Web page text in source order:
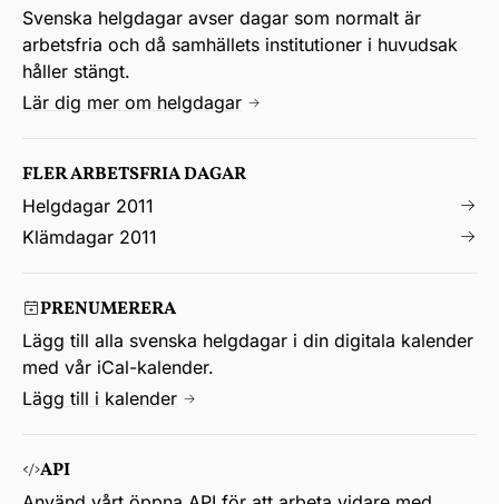
Svenska helgdagar avser dagar som normalt är
arbetsfria och då samhällets institutioner i huvudsak
håller stängt.
Lär dig mer om helgdagar
FLER ARBETSFRIA DAGAR
Helgdagar 2011
Klämdagar 2011
PRENUMERERA
Lägg till alla svenska helgdagar i din digitala kalender
med vår iCal-kalender.
Lägg till i kalender
API